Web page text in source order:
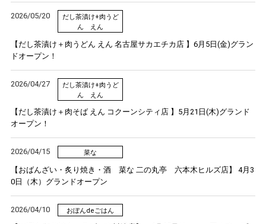
2026/05/20
だし茶漬け+肉うど
ん えん
【だし茶漬け＋肉うどん えん 名古屋サカエチカ店 】6月5日(金)グラン
ドオープン！
2026/04/27
だし茶漬け+肉うど
ん えん
【だし茶漬け＋肉そば えん コクーンシティ店 】5月21日(木)グランド
オープン！
2026/04/15 菜な
【おばんざい・炙り焼き・酒 菜な 二の丸亭 六本木ヒルズ店】 4月3
0日（木）グランドオープン
2026/04/10 おぼんdeごはん